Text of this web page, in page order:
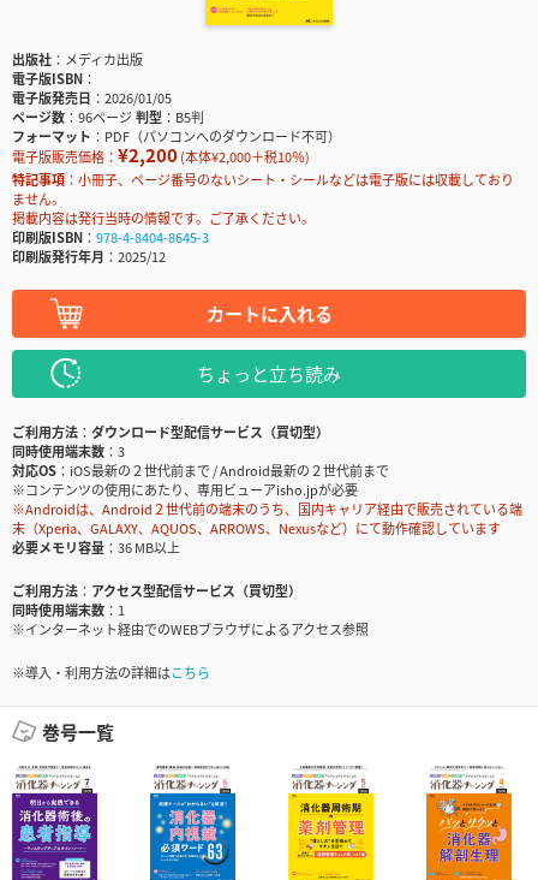
出版社
メディカ出版
電子版ISBN
電子版発売日
2026/01/05
ページ数
96ページ判型
B5判
フォーマット
PDF（パソコンへのダウンロード不可）
電子版販売価格： ¥2,200(本体¥2,000＋税10％)
特記事項
小冊子、ページ番号のないシート・シールなどは電子版には収載しており
ません。
掲載内容は発行当時の情報です。ご了承ください。
印刷版ISBN
978-4-8404-8645-3
印刷版発行年月
2025/12
カートに入れる
ちょっと立ち読み
ご利用方法
ダウンロード型配信サービス（買切型）
同時使用端末数
3
対応OS
iOS最新の２世代前まで / Android最新の２世代前まで
※コンテンツの使用にあたり、専用ビューアisho.jpが必要
※Androidは、Android２世代前の端末のうち、国内キャリア経由で販売されている端
末（Xperia、GALAXY、AQUOS、ARROWS、Nexusなど）にて動作確認しています
必要メモリ容量
36 MB以上
ご利用方法
アクセス型配信サービス（買切型）
同時使用端末数
1
※インターネット経由でのWEBブラウザによるアクセス参照
※導入・利用方法の詳細はこちら
巻号一覧